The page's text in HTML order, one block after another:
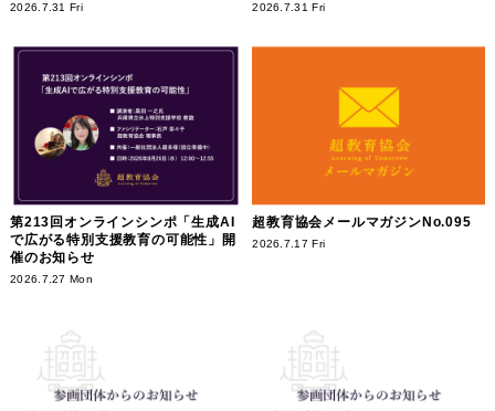
2026.7.31 Fri 2026.7.31 Fri
第213回オンラインシンポ「生成AI
で広がる特別支援教育の可能性」開
催のお知らせ
2026.7.27 Mon
超教育協会メールマガジンNo.095
2026.7.17 Fri